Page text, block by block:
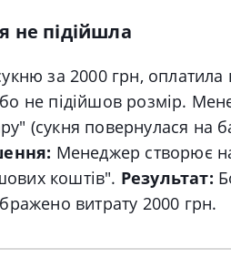
не підійшла
за 2000 грн,
не підійшов розмір.
(сукня повернулася на
Менеджер створює
коштів". Результат:
витрату 2000 грн.